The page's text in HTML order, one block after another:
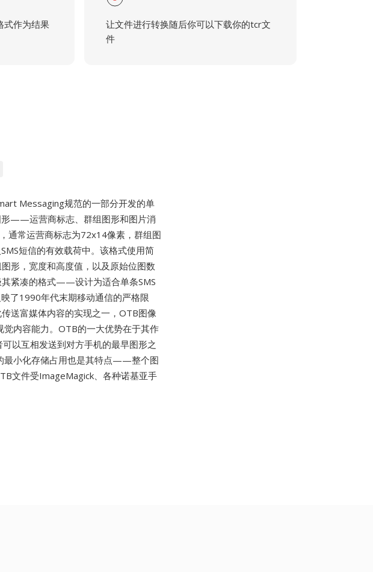
式作为结果
让文件进行转换随后你可以下载你的tcr文
件
Messaging规范的一部分开发的单
形——运营商标志、群组图形和图片消
通常运营商标志为72x14像素，群组图
短信的有效载荷中。该格式使用简
形，宽度和高度值，以及原始位图数
其紧凑的格式——设计为适合单条SMS
了1990年代末期移动通信的严格限
送富媒体内容的实现之一，OTB图像
内容能力。OTB的一大优势在于其作
以互相发送到对方手机的最早图形之
最小化存储占用也是其特点——整个图
文件受ImageMagick、各种诺基亚手